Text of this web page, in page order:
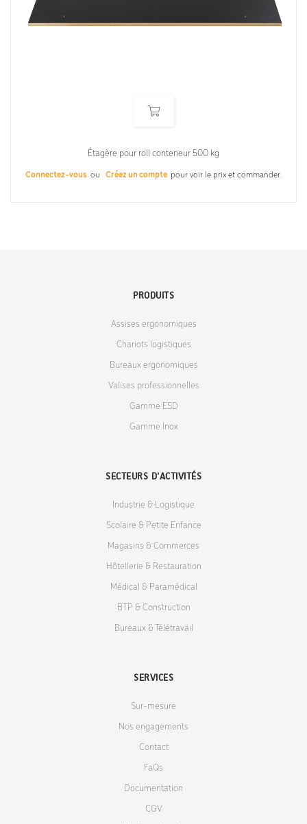
Étagère pour roll conteneur 500 kg
Connectez-vous ou Créez un compte pour voir le prix et commander.
PRODUITS
Assises ergonomiques
Chariots logistiques
Bureaux ergonomiques
Valises professionnelles
Gamme ESD
Gamme Inox
SECTEURS D'ACTIVITÉS
Industrie & Logistique
Scolaire & Petite Enfance
Magasins & Commerces
Hôtellerie & Restauration
Médical & Paramédical
BTP & Construction
Bureaux & Télétravail
SERVICES
Sur-mesure
Nos engagements
Contact
FaQs
Documentation
CGV